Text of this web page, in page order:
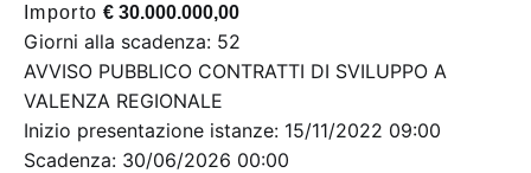
Importo € 30.000.000,00
Giorni alla scadenza: 52
AVVISO PUBBLICO CONTRATTI DI SVILUPPO A
VALENZA REGIONALE
Inizio presentazione istanze: 15/11/2022 09:00
Scadenza: 30/06/2026 00:00